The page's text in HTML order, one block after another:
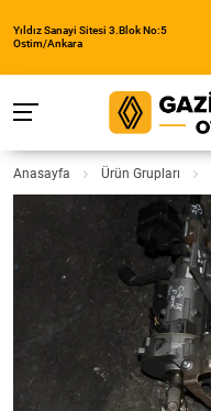
Yıldız Sanayi Sitesi 3.Blok No:5
Ostim/Ankara
Anasayfa Ürün Grupları